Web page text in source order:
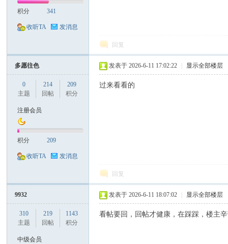
网
积分 341
收听TA 发消息
回复
多愿往色
0
主题
214
回帖
209
积分
注册会员
积分 209
收听TA 发消息
发表于 2026-6-11 17:02:22 显示全部楼层
过来看看的
回复
9932
310
主题
219
回帖
1143
积分
中级会员
发表于 2026-6-11 18:07:02 显示全部楼层
看帖要回，回帖才健康，在踩踩，楼主